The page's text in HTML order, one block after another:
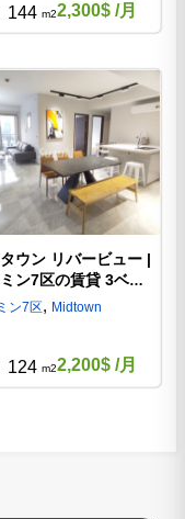
144 m22,300$ /月
ウン リバービュー |
ン7区の賃貸 3ベッ
| d722268
ン7区, Midtown
124 m22,200$ /月